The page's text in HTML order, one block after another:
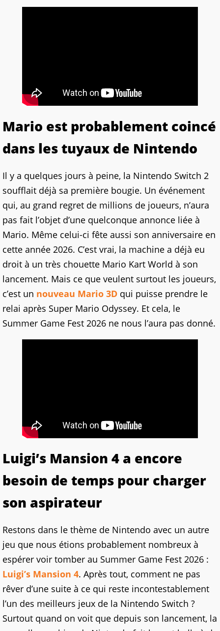
Mario est probablement coincé
dans les tuyaux de Nintendo
Il y a quelques jours à peine, la Nintendo Switch 2
soufflait déjà sa première bougie. Un événement
qui, au grand regret de millions de joueurs, n’aura
pas fait l’objet d’une quelconque annonce liée à
Mario. Même celui-ci fête aussi son anniversaire en
cette année 2026. C’est vrai, la machine a déjà eu
droit à un très chouette Mario Kart World à son
lancement. Mais ce que veulent surtout les joueurs,
c’est un nouveau Mario 3D qui puisse prendre le
relai après Super Mario Odyssey. Et cela, le
Summer Game Fest 2026 ne nous l’aura pas donné.
Luigi’s Mansion 4 a encore
besoin de temps pour charger
son aspirateur
Restons dans le thème de Nintendo avec un autre
jeu que nous étions probablement nombreux à
espérer voir tomber au Summer Game Fest 2026 :
Luigi’s Mansion 4. Après tout, comment ne pas
rêver d’une suite à ce qui reste incontestablement
l’un des meilleurs jeux de la Nintendo Switch ?
Surtout quand on voit que depuis son lancement, la